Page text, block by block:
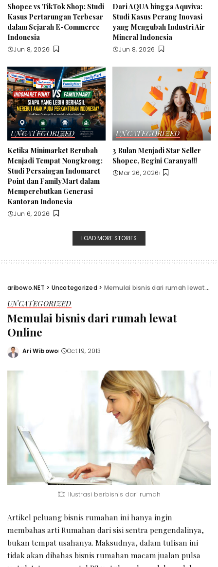
Shopee vs TikTok Shop: Studi
Kasus Pertarungan Terbesar
dalam Sejarah E-Commerce
Indonesia
Jun 8, 2026
Dari AQUA hingga Aquviva:
Studi Kasus Perang Inovasi
yang Mengubah Industri Air
Mineral Indonesia
Jun 8, 2026
UNCATEGORIZED
Ketika Minimarket Berubah
Menjadi Tempat Nongkrong:
Studi Persaingan Indomaret
Point dan FamilyMart dalam
Memperebutkan Generasi
Kantoran Indonesia
Jun 6, 2026
UNCATEGORIZED
3 Bulan Menjadi Star Seller
Shopee, Begini Caranya!!!
Mar 26, 2026
LOAD MORE STORIES
aribowo.NET > Uncategorized > Memulai bisnis dari rumah lewat Online
UNCATEGORIZED
Memulai bisnis dari rumah lewat
Online
Posted
Ari Wibowo Oct 19, 2013
Ilustrasi berbisnis dari rumah
Artikel peluang bisnis rumahan ini hanya ingin
membahas arti Rumahan dari sisi sentra pengendalinya,
bukan tempat usahanya. Maksudnya, dalam tulisan ini
tidak akan dibahas bisnis rumahan macam jualan pulsa